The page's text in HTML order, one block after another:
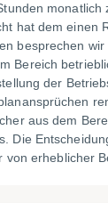
monatlich
hat dem einen
besprechen wir
Bereich
der
aus dem
Die
erheblicher